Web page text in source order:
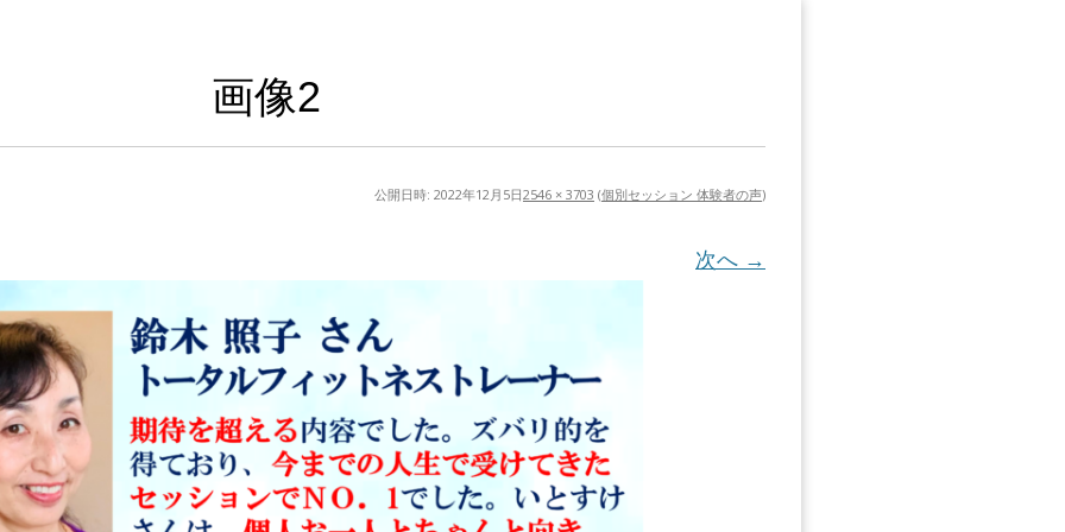
画像2
公開日時: 2022年12月5日2546 × 3703 (個別セッション 体験者の声)
次へ →